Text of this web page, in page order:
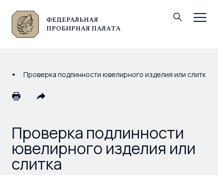
ФЕДЕРАЛЬНАЯ
ПРОБИРНАЯ ПАЛАТА
© Федеральная пробирная палата, 2026
Проверка подлинности ювелирного изделия или слитка
Проверка подлинности
ювелирного изделия или
слитка